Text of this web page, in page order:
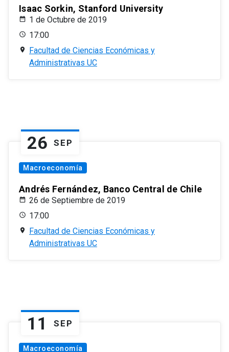
Isaac Sorkin, Stanford University
1 de Octubre de 2019
17:00
Facultad de Ciencias Económicas y
Administrativas UC
26 SEP
Macroeconomía
Andrés Fernández, Banco Central de Chile
26 de Septiembre de 2019
17:00
Facultad de Ciencias Económicas y
Administrativas UC
11 SEP
Macroeconomía